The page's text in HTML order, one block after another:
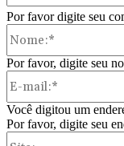
Por favor digite seu
Por favor, digite seu
Você digitou um
Por favor, digite seu